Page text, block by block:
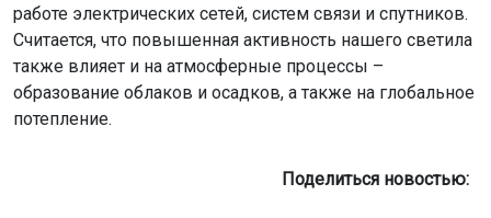
работе электрических сетей, систем связи и спутников.
Считается, что повышенная активность нашего светила
также влияет и на атмосферные процессы –
образование облаков и осадков, а также на глобальное
потепление.
Поделиться новостью: